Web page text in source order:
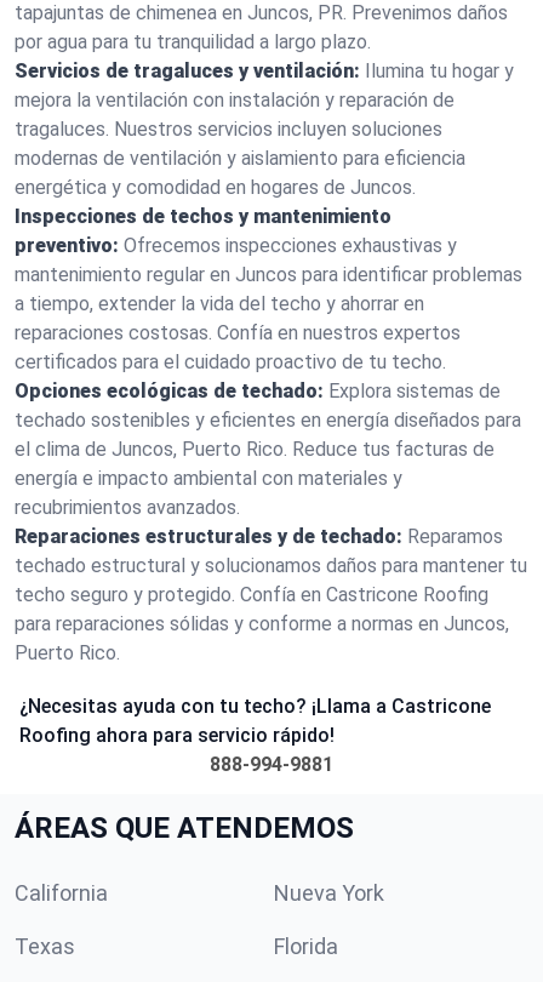
tapajuntas de chimenea en Juncos, PR. Prevenimos daños
por agua para tu tranquilidad a largo plazo.
Servicios de tragaluces y ventilación: Ilumina tu hogar y
mejora la ventilación con instalación y reparación de
tragaluces. Nuestros servicios incluyen soluciones
modernas de ventilación y aislamiento para eficiencia
energética y comodidad en hogares de Juncos.
Inspecciones de techos y mantenimiento
preventivo: Ofrecemos inspecciones exhaustivas y
mantenimiento regular en Juncos para identificar problemas
a tiempo, extender la vida del techo y ahorrar en
reparaciones costosas. Confía en nuestros expertos
certificados para el cuidado proactivo de tu techo.
Opciones ecológicas de techado: Explora sistemas de
techado sostenibles y eficientes en energía diseñados para
el clima de Juncos, Puerto Rico. Reduce tus facturas de
energía e impacto ambiental con materiales y
recubrimientos avanzados.
Reparaciones estructurales y de techado: Reparamos
techado estructural y solucionamos daños para mantener tu
techo seguro y protegido. Confía en Castricone Roofing
para reparaciones sólidas y conforme a normas en Juncos,
Puerto Rico.
¿Necesitas ayuda con tu techo? ¡Llama a Castricone
Roofing ahora para servicio rápido!
888-994-9881
ÁREAS QUE ATENDEMOS
California Nueva York
Texas Florida